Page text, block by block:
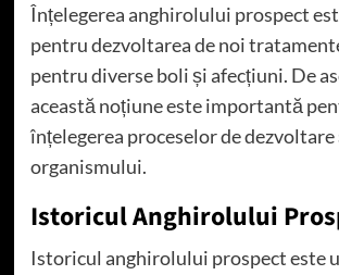
Înțelegerea anghirolului prospect
pentru dezvoltarea de noi
pentru diverse boli și afecțiuni. De
această noțiune este importantă
înțelegerea proceselor de dezvoltare
organismului.
Istoricul Anghirolului
Istoricul anghirolului prospect este